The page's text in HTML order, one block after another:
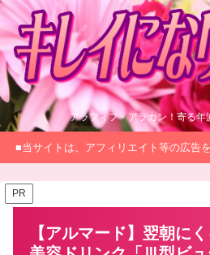
アラフィフ・アラカン！寄る年
■当サイトは、アフィリエイト等の広告
PR
【アルマード】翌朝に